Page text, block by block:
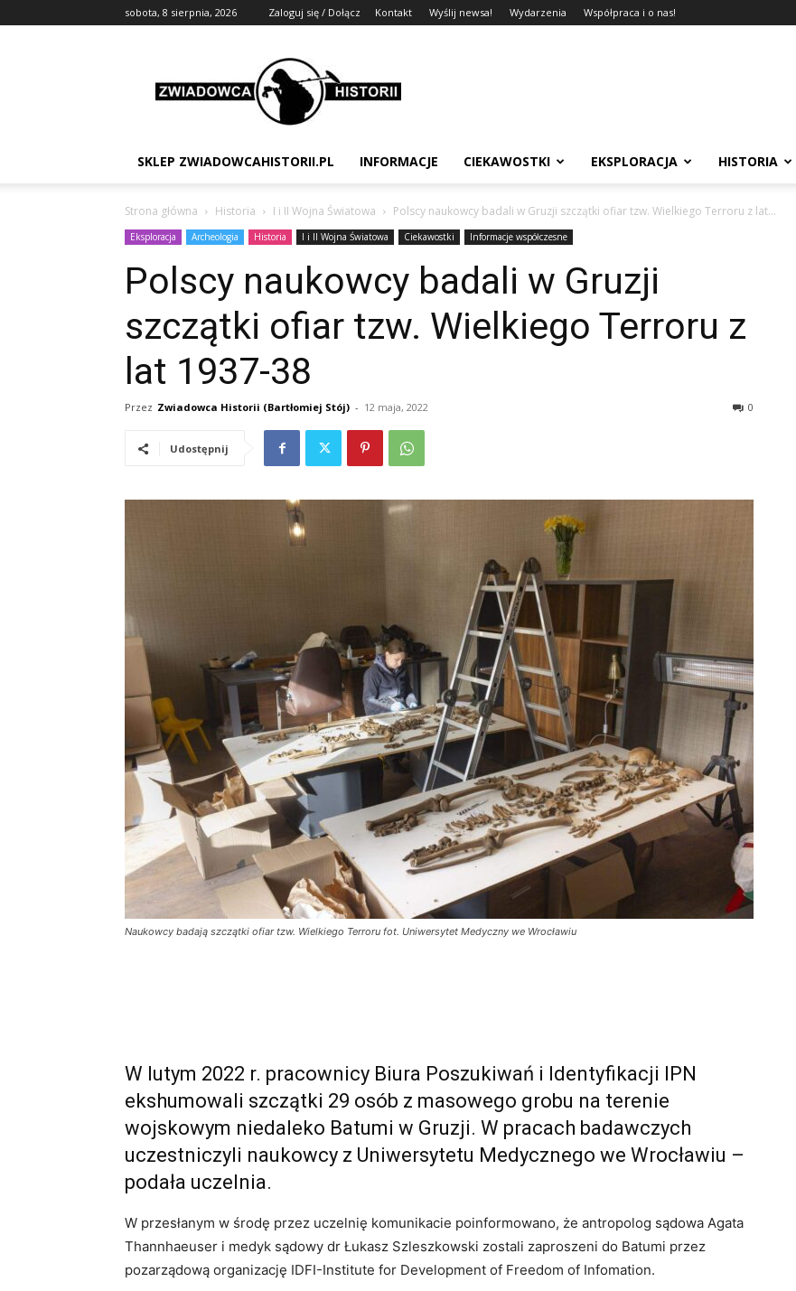
sobota, 8 sierpnia, 2026 Zaloguj się / Dołącz Kontakt Wyślij newsa! Wydarzenia Współpraca i o nas!
Zwiadowca
Historii
SKLEP ZWIADOWCAHISTORII.PL INFORMACJE CIEKAWOSTKI EKSPLORACJA HISTORIA
Strona główna Historia I i II Wojna Światowa Polscy naukowcy badali w Gruzji szczątki ofiar tzw. Wielkiego Terroru z lat...
Eksploracja Archeologia Historia I i II Wojna Światowa Ciekawostki Informacje współczesne
Polscy naukowcy badali w Gruzji
szczątki ofiar tzw. Wielkiego Terroru z
lat 1937-38
Przez Zwiadowca Historii (Bartłomiej Stój) - 12 maja, 2022 0
Udostępnij
Naukowcy badają szczątki ofiar tzw. Wielkiego Terroru fot. Uniwersytet Medyczny we Wrocławiu
W lutym 2022 r. pracownicy Biura Poszukiwań i Identyfikacji IPN
ekshumowali szczątki 29 osób z masowego grobu na terenie
wojskowym niedaleko Batumi w Gruzji. W pracach badawczych
uczestniczyli naukowcy z Uniwersytetu Medycznego we Wrocławiu –
podała uczelnia.
W przesłanym w środę przez uczelnię komunikacie poinformowano, że antropolog sądowa Agata
Thannhaeuser i medyk sądowy dr Łukasz Szleszkowski zostali zaproszeni do Batumi przez
pozarządową organizację IDFI-Institute for Development of Freedom of Infomation.